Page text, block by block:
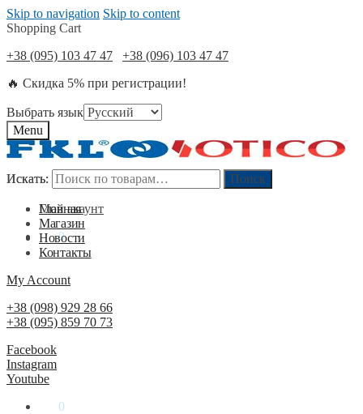
Skip to navigation Skip to content
Shopping Cart
+38 (095) 103 47 47
+38 (096) 103 47 47
🔥 Скидка 5% при регистрации!
Выбрать язык
Menu
Искать: Поиск
Мой акаунт
0₴ 0
Искать: Поиск
Главная
Магазин
Новости
Контакты
My Account
+38 (098) 929 28 66
+38 (095) 859 70 73
Facebook
Instagram
Youtube
0